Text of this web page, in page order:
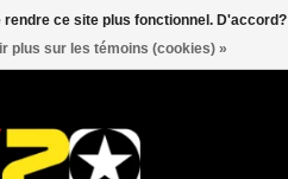
0 Articles - C$0.00
ce site plus fonctionnel. D'accord?
plus sur les témoins (cookies) »